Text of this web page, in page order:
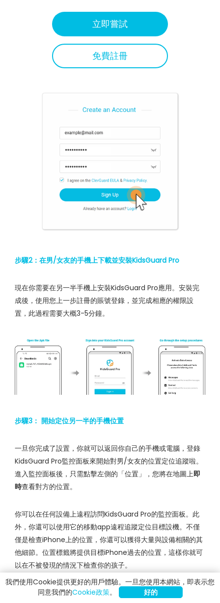
立即嘗試
免費註冊
步驟2：在男/女友的手機上下載並安裝KidsGuard Pro
現在你需要在另一半手機上安裝KidsGuard Pro應用。安裝完
成後，使用您上一步註冊的賬號登錄，並完成相應的權限設
置，此過程需要大概3-5分鐘。
步驟3： 開始定位另一半的手機位置
一旦你完成了設置，你就可以返回你自己的手機或電腦，登錄
KidsGuard Pro監控面板來開始對男/女友的位置定位追蹤啦。
進入監控面板後，只需點擊左側的「位置」，您將在地圖上即
時查看對方的位置。
你可以在任何設備上遠程訪問KidsGuard Pro的監控面板。此
外，你還可以使用它的移動app遠程追蹤定位目標設機。不僅
僅是檢查iPhone上的位置，你還可以獲得大量與設備相關的其
他細節。位置標籤將提供目標iPhone過去的位置，這樣你就可
以在不被發現的情況下檢查你的孩子。
我們使用Cookie提供更好的用戶體驗。一旦您使用本網站，即表示您
同意我們的Cookie政策。 好的